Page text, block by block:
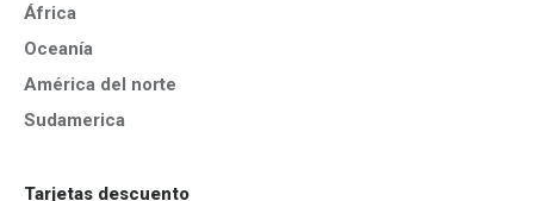
África
Oceanía
América del norte
Sudamerica
Tarjetas descuento